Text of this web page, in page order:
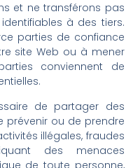
et ne transférons pas
à des tiers.
parties de confiance
site Web ou à mener
conviennent de
de partager des
prévenir ou de prendre
illégales, fraudes
des menaces
de toute personne,